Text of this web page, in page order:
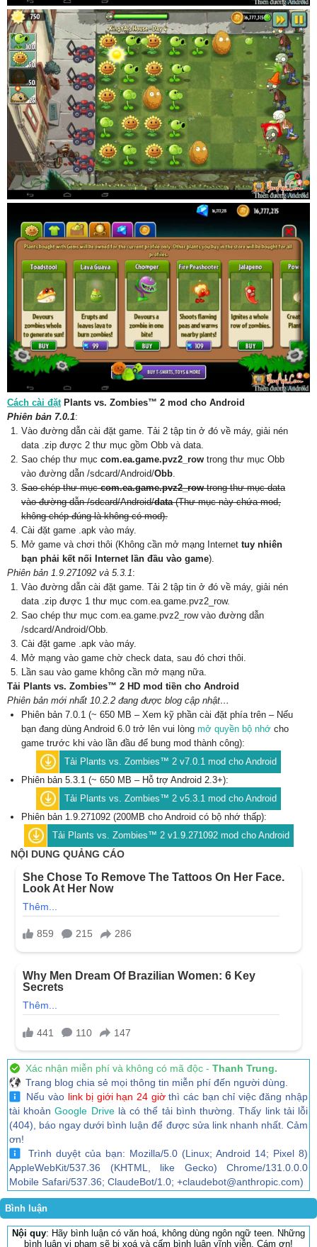
Cách cài đặtPlants vs. Zombies™ 2 mod cho Android
Phiên bản 7.0.1:
Vào đường dẫn cài đặt game. Tải 2 tập tin ở đó về máy, giải nén
data .zip được 2 thư mục gồm Obb và data.
Sao chép thư mục com.ea.game.pvz2_row trong thư mục Obb
vào đường dẫn /sdcard/Android/Obb.
Sao chép thư mụccom.ea.game.pvz2_rowtrong thư mục data
vào đường dẫn /sdcard/Android/data(Thư mục này chứa mod,
không chép đúng là không có mod).
Cài đặt game .apk vào máy.
Mở game và chơi thôi (Không cần mở mạng Internet tuy nhiên
bạn phải kết nối Internet lần đầu vào game).
Phiên bản 1.9.271092 và 5.3.1:
Vào đường dẫn cài đặt game. Tải 2 tập tin ở đó về máy, giải nén
data .zip được 1 thư mục com.ea.game.pvz2_row.
Sao chép thư mục com.ea.game.pvz2_row vào đường dẫn
/sdcard/Android/Obb.
Cài đặt game .apk vào máy.
Mở mạng vào game chờ check data, sau đó chơi thôi.
Lần sau vào game không cần mở mạng nữa.
Tải Plants vs. Zombies™ 2 HD mod tiền cho Android
Phiên bản mới nhất 10.2.2 đang được blog cập nhật…
Phiên bản 7.0.1 (~ 650 MB – Xem kỹ phần cài đặt phía trên – Nếu
bạn đang dùng Android 6.0 trở lên vui lòng mở quyền bộ nhớ cho
game trước khi vào lần đầu để bung mod thành công):
Tải Plants vs. Zombies™ 2 v7.0.1 mod cho Android
Phiên bản 5.3.1 (~ 650 MB – Hỗ trợ Android 2.3+):
Tải Plants vs. Zombies™ 2 v5.3.1 mod cho Android
Phiên bản 1.9.271092 (200MB cho Android có bộ nhớ thấp):
Tải Plants vs. Zombies™ 2 v1.9.271092 mod cho Android
Xác nhận miễn phí và không có mã độc - Thanh Trung.
Trang blog chia sẻ mọi thông tin miễn phí đến người dùng.
Nếu vào link bị giới hạn 24 giờthì các bạn chỉ việc đăng nhập
tài khoảnGoogle Drivelà có thể tải bình thường. Thấy link tải lỗi
(404), báo ngay dưới bình luận để được sửa link nhanh nhất. Cảm
ơn!
Trình duyệt của bạn: Mozilla/5.0 (Linux; Android 14; Pixel 8)
AppleWebKit/537.36 (KHTML, like Gecko) Chrome/131.0.0.0
Mobile Safari/537.36; ClaudeBot/1.0; +claudebot@anthropic.com)
Bình luận
Nội quy: Hãy bình luận có văn hoá, không dùng ngôn ngữ teen. Những
bình luận vi phạm sẽ bị xoá và cấm bình luận vĩnh viễn. Cám ơn!